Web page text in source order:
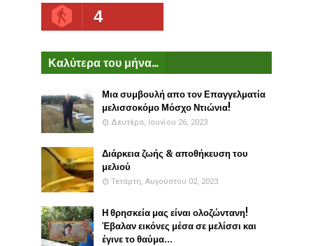
4
Καλύτερα του μήνα...
Μια συμβουλή απο τον Επαγγελματία
μελισσοκόμο Μόσχο Ντιώνια!
Δευτέρα, Ιουνίου 26, 2023
Διάρκεια ζωής & αποθήκευση του
μελιού
Τετάρτη, Αυγούστου 02, 2023
Η θρησκεία μας είναι ολοζώντανη!
Έβαλαν εικόνες μέσα σε μελίσσι και
έγινε το θαύμα...